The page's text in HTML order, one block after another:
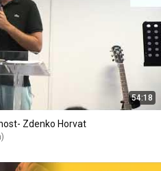
54:18
Zdenko Horvat